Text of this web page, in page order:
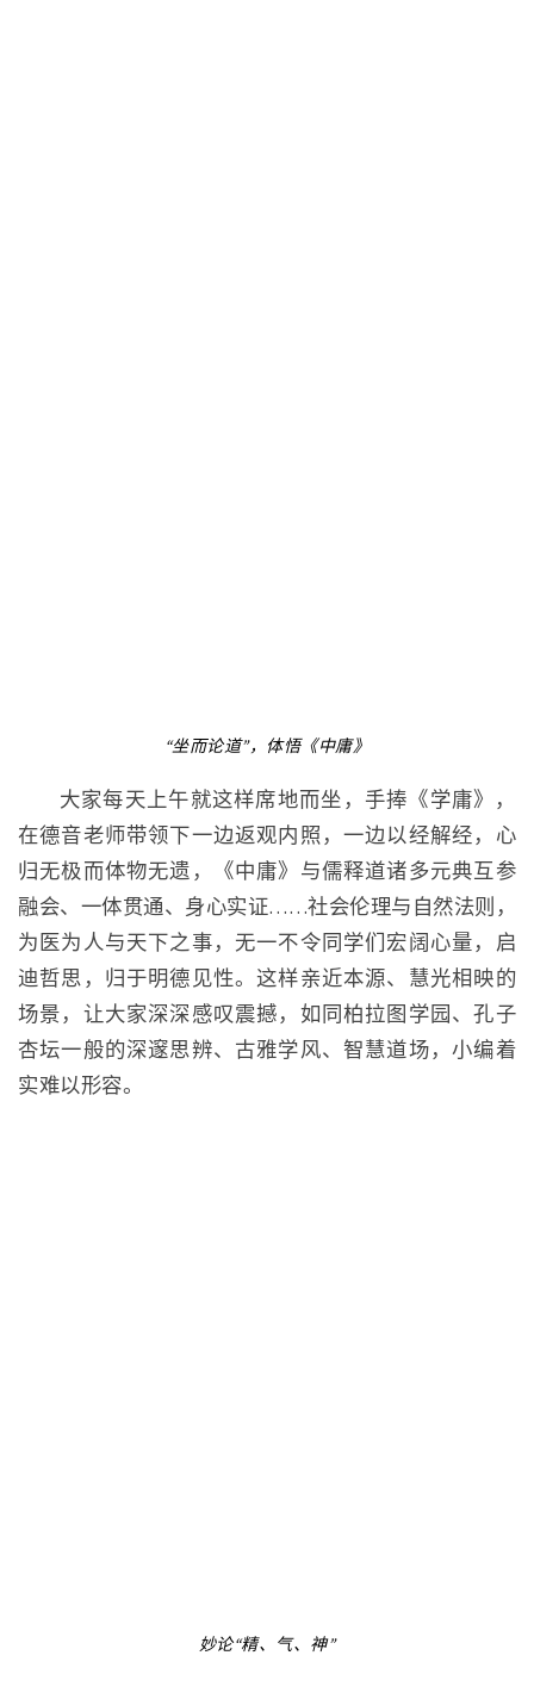
“坐而论道”，体悟《中庸》
大家每天上午就这样席地而坐，手捧《学庸》，
在德音老师带领下一边返观内照，一边以经解经，心
归无极而体物无遗，《中庸》与儒释道诸多元典互参
融会、一体贯通、身心实证……社会伦理与自然法则，
为医为人与天下之事，无一不令同学们宏阔心量，启
迪哲思，归于明德见性。这样亲近本源、慧光相映的
场景，让大家深深感叹震撼，如同柏拉图学园、孔子
杏坛一般的深邃思辨、古雅学风、智慧道场，小编着
实难以形容。
妙论“精、气、神”